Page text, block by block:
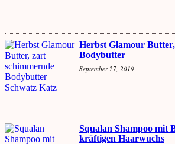
Herbst Glamour
Bodybutter
September 27, 2019
Squalan Shampoo mit
kräftigen Haarwuchs